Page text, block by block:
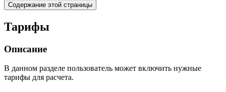
Содержание этой страницы
Тарифы
Описание
В данном разделе пользователь может включить нужные
тарифы для расчета.